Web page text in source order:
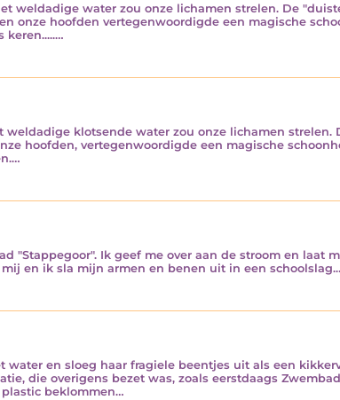
weldadige water zou onze lichamen strelen. De
onze hoofden vertegenwoordigde een magische
keren.....…
klotsende water zou onze lichamen strelen.
hoofden, vertegenwoordigde een magische
"Stappegoor". Ik geef me over aan de stroom en laat
en ik sla mijn armen en benen uit in een
en sloeg haar fragiele beentjes uit als een
die overigens bezet was, zoals eerstdaags
beklommen…